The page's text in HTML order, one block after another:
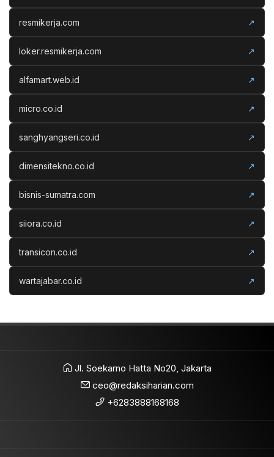
resmikerja.com ↗
loker.resmikerja.com ↗
alfamart.web.id ↗
micro.co.id ↗
sanghyangseri.co.id ↗
dimensitekno.co.id ↗
bisnis-sumatra.com ↗
siiora.co.id ↗
transicon.co.id ↗
wartajabar.co.id ↗
Jl. Soekarno Hatta No20, Jakarta
ceo@redaksiharian.com
+6283888168168